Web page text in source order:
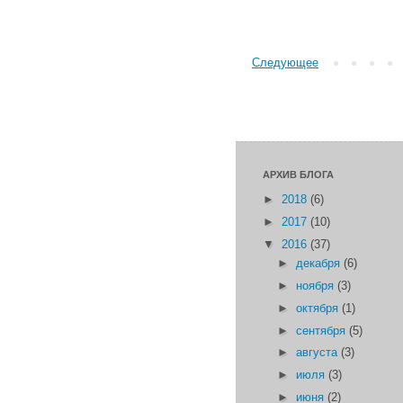
Следующее
АРХИВ БЛОГА
► 2018 (6)
► 2017 (10)
▼ 2016 (37)
► декабря (6)
► ноября (3)
► октября (1)
► сентября (5)
► августа (3)
► июля (3)
► июня (2)